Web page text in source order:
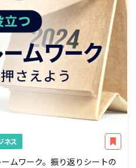
ネス
ムワーク。振り返りシートの